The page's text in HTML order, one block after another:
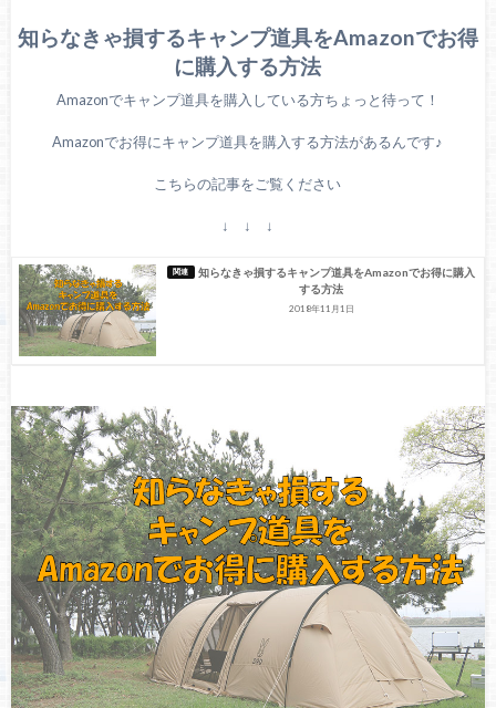
知らなきゃ損するキャンプ道具をAmazonでお得
に購入する方法
Amazonでキャンプ道具を購入している方ちょっと待って！
Amazonでお得にキャンプ道具を購入する方法があるんです♪
こちらの記事をご覧ください
↓ ↓ ↓
知らなきゃ損するキャンプ道具をAmazonでお得に購入
する方法
2018年11月1日